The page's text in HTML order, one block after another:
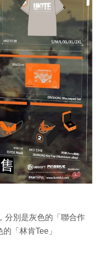
分別是灰色的「聯合作
「林肯Tee」